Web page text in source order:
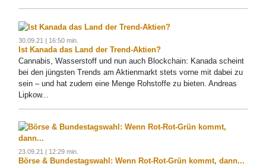
30.09.21 | 16:50 min.
Ist Kanada das Land der Trend-Aktien?
Cannabis, Wasserstoff und nun auch Blockchain: Kanada scheint
bei den jüngsten Trends am Aktienmarkt stets vorne mit dabei zu
sein – und hat zudem eine Menge Rohstoffe zu bieten. Andreas
Lipkow...
23.09.21 | 12:29 min.
Börse & Bundestagswahl: Wenn Rot-Rot-Grün kommt, dann...